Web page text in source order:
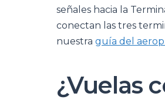
señales hacia la
conectan las tres
nuestra guía del
¿Vuelas